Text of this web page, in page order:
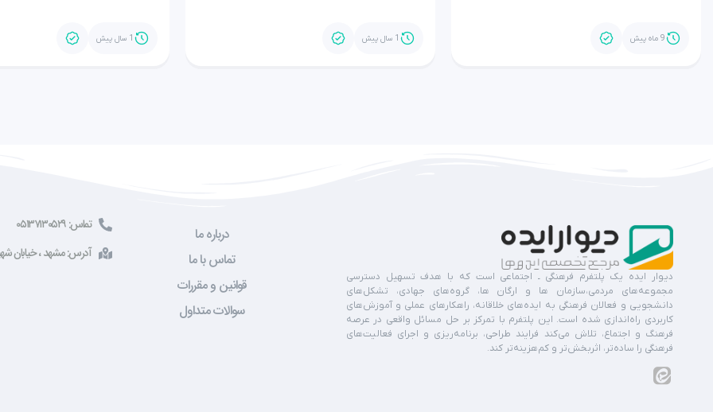
9 ماه پیش 1 سال پیش 1 سال پیش
دیوار ایده یک پلتفرم فرهنگی ـ اجتماعی است که با هدف تسهیل دسترسی
مجموعه‌های مردمی،سازمان ها و ارگان ها، گروه‌های جهادی، تشکل‌های
دانشجویی و فعالان فرهنگی به ایده‌های خلاقانه، راهکارهای عملی و آموزش‌های
کاربردی راه‌اندازی شده است. این پلتفرم با تمرکز بر حل مسائل واقعی در عرصه
فرهنگ و اجتماع، تلاش می‌کند فرایند طراحی، برنامه‌ریزی و اجرای فعالیت‌های
فرهنگی را ساده‌تر، اثربخش‌تر و کم‌هزینه‌تر کند.
درباره ما
تماس با ما
قوانین و مقررات
سوالات متداول
تماس: ۰۵۱۳۷۱۳۰۵۲۹
آدرس: مشهد ، خیابان شهید صادقی